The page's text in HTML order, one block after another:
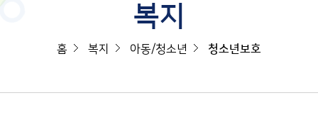
복지
홈 복지 아동/청소년 청소년보호